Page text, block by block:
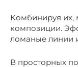
Комбинируя их,
композиции.
ломаные линии
В просторных